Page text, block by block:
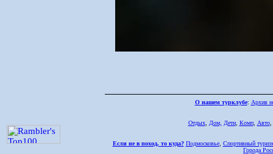
О нашем турклубе: Архив
Отдых, Дом, Дети, Комп, Авто,
Если не в поход, то куда? Подмосковье, Спортивный
Города